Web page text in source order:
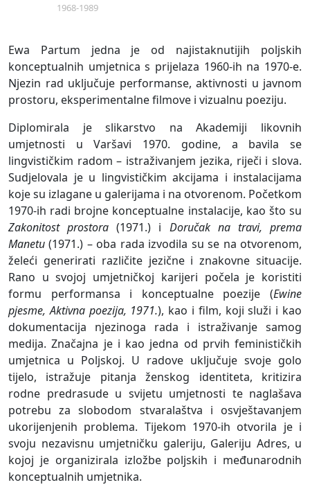
1968-1989
Ewa Partum jedna je od najistaknutijih poljskih
konceptualnih umjetnica s prijelaza 1960-ih na 1970-e.
Njezin rad uključuje performanse, aktivnosti u javnom
prostoru, eksperimentalne filmove i vizualnu poeziju.
Diplomirala je slikarstvo na Akademiji likovnih
umjetnosti u Varšavi 1970. godine, a bavila se
lingvističkim radom – istraživanjem jezika, riječi i slova.
Sudjelovala je u lingvističkim akcijama i instalacijama
koje su izlagane u galerijama i na otvorenom. Početkom
1970-ih radi brojne konceptualne instalacije, kao što su
Zakonitost prostora(1971.) i Doručak na travi, prema
Manetu(1971.) – oba rada izvodila su se na otvorenom,
želeći generirati različite jezične i znakovne situacije.
Rano u svojoj umjetničkoj karijeri počela je koristiti
formu performansa i konceptualne poezije (Ewine
pjesme, Aktivna poezija, 1971.), kao i film, koji služi i kao
dokumentacija njezinoga rada i istraživanje samog
medija. Značajna je i kao jedna od prvih feminističkih
umjetnica u Poljskoj. U radove uključuje svoje golo
tijelo, istražuje pitanja ženskog identiteta, kritizira
rodne predrasude u svijetu umjetnosti te naglašava
potrebu za slobodom stvaralaštva i osvještavanjem
ukorijenjenih problema. Tijekom 1970-ih otvorila je i
svoju nezavisnu umjetničku galeriju, Galeriju Adres, u
kojoj je organizirala izložbe poljskih i međunarodnih
konceptualnih umjetnika.